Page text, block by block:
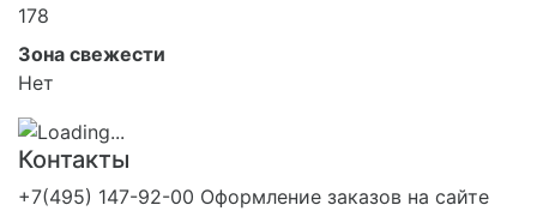
178
Зона свежести
Нет
Контакты
+7(495) 147-92-00 Оформление заказов на сайте